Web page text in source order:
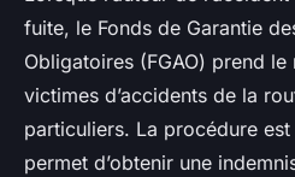
fuite, le Fonds de Garantie
Obligatoires (FGAO) prend
victimes d’accidents de la
particuliers. La procédure
permet d’obtenir une